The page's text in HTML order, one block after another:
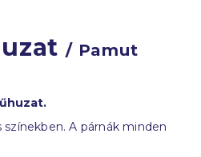
/ Pamut
A párnák minden